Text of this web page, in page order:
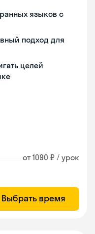
языков с
подход для
целей
от 1090 ₽ / урок
Выбрать время